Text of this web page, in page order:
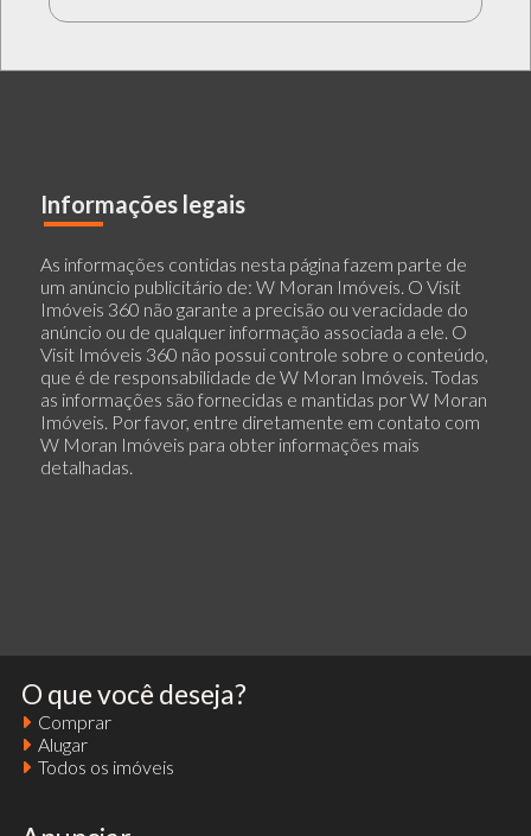
Informações legais
As informações contidas nesta página fazem parte de
um anúncio publicitário de: W Moran Imóveis. O Visit
Imóveis 360 não garante a precisão ou veracidade do
anúncio ou de qualquer informação associada a ele. O
Visit Imóveis 360 não possui controle sobre o conteúdo,
que é de responsabilidade de W Moran Imóveis. Todas
as informações são fornecidas e mantidas por W Moran
Imóveis. Por favor, entre diretamente em contato com
W Moran Imóveis para obter informações mais
detalhadas.
O que você deseja?
Comprar
Alugar
Todos os imóveis